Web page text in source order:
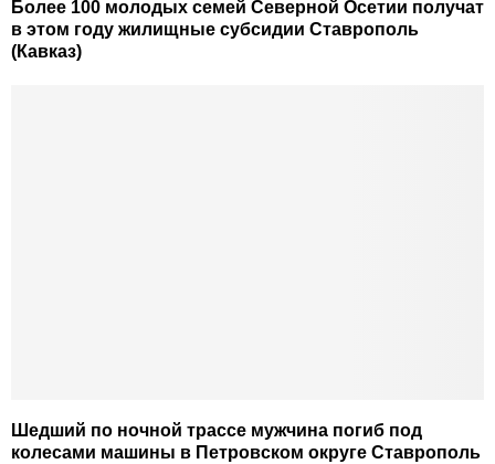
Более 100 молодых семей Северной Осетии получат
в этом году жилищные субсидии Ставрополь
(Кавказ)
Шедший по ночной трассе мужчина погиб под
колесами машины в Петровском округе Ставрополь